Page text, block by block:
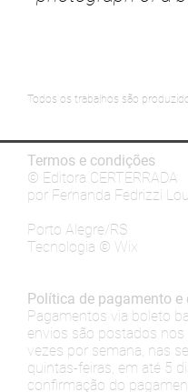
Todos os trabalhos são
Termos e condições
© Editora CERTERRADA
por Fernanda Fedrizzi
Porto Alegre/RS
Tecnologia © Wix
Política de pagamento e
Pagamentos via boleto
envios são postados nos
vezes por semana, nas
quintas-feiras, em até 5
confirmação do